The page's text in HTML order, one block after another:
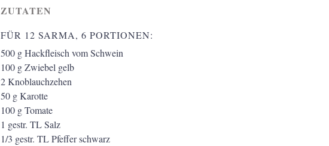
ZUTATEN
FÜR 12 SARMA, 6 PORTIONEN:
500 gHackfleisch vom Schwein
100 gZwiebel gelb
2Knoblauchzehen
50 gKarotte
100 gTomate
1 gestr. TLSalz
1/3 gestr. TLPfeffer schwarz